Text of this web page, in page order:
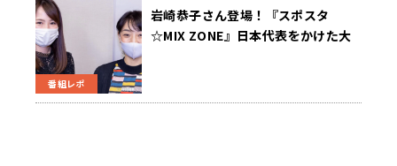
番組レポ
岩崎恭子さん登場！『スポスタ
☆MIX ZONE』日本代表をかけた大